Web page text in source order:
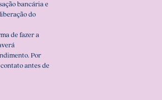
bancária e
do
de fazer a
Por
antes de